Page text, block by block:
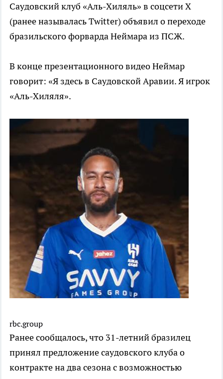
Саудовский клуб «Аль-Хиляль» в соцсети X
(ранее называлась Twitter) объявил о переходе
бразильского форварда Неймара из ПСЖ.
В конце презентационного видео Неймар
говорит: «Я здесь в Саудовской Аравии. Я игрок
«Аль-Хиляля».
rbc.group
Ранее сообщалось, что 31-летний бразилец
принял предложение саудовского клуба о
контракте на два сезона с возможностью